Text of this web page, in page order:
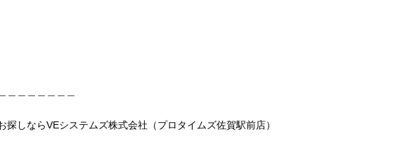
＿＿＿＿＿＿
しならVEシステムズ株式会社（プロタイムズ佐賀駅前店）